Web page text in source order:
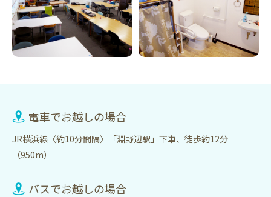
電車でお越しの場合
JR横浜線〈約10分間隔〉「淵野辺駅」下車、徒歩約12分
（950m）
バスでお越しの場合